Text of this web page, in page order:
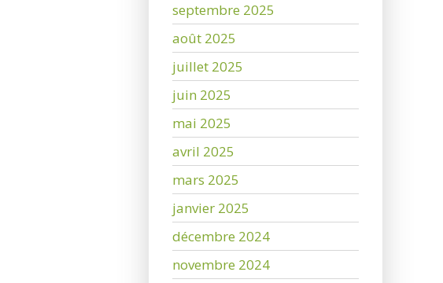
septembre 2025
août 2025
juillet 2025
juin 2025
mai 2025
avril 2025
mars 2025
janvier 2025
décembre 2024
novembre 2024